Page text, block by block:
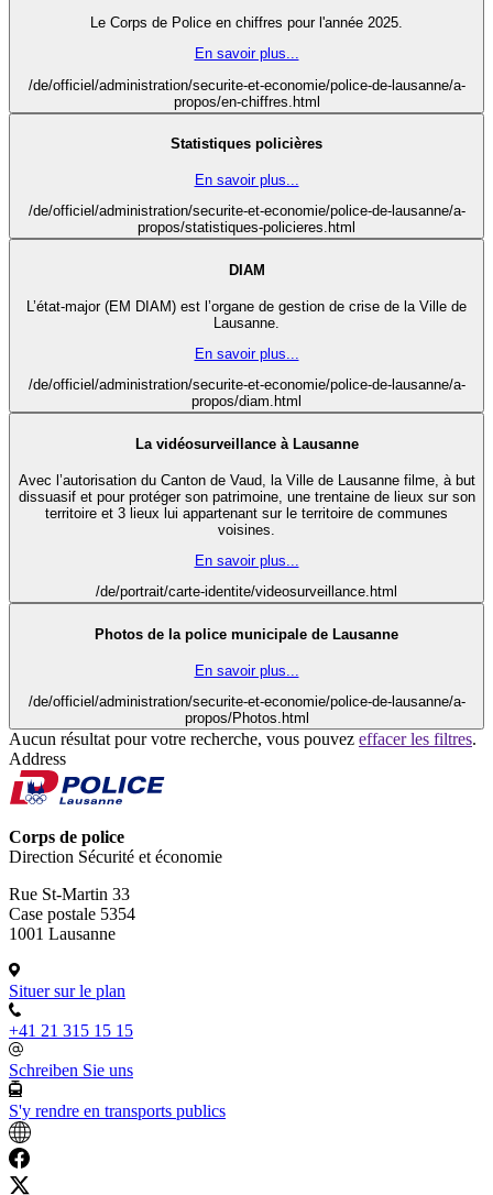
Le Corps de Police en chiffres pour l'année 2025.
En savoir plus...
/de/officiel/administration/securite-et-economie/police-de-lausanne/a-
propos/en-chiffres.html
Statistiques policières
En savoir plus...
/de/officiel/administration/securite-et-economie/police-de-lausanne/a-
propos/statistiques-policieres.html
DIAM
L’état-major (EM DIAM) est l’organe de gestion de crise de la Ville de
Lausanne.
En savoir plus...
/de/officiel/administration/securite-et-economie/police-de-lausanne/a-
propos/diam.html
La vidéosurveillance à Lausanne
Avec l’autorisation du Canton de Vaud, la Ville de Lausanne filme, à but
dissuasif et pour protéger son patrimoine, une trentaine de lieux sur son
territoire et 3 lieux lui appartenant sur le territoire de communes
voisines.
En savoir plus...
/de/portrait/carte-identite/videosurveillance.html
Photos de la police municipale de Lausanne
En savoir plus...
/de/officiel/administration/securite-et-economie/police-de-lausanne/a-
propos/Photos.html
Aucun résultat pour votre recherche, vous pouvez effacer les filtres.
Address
Corps de police
Direction Sécurité et économie
Rue St-Martin 33
Case postale 5354
1001 Lausanne
Situer sur le plan
+41 21 315 15 15
Schreiben Sie uns
S'y rendre en transports publics